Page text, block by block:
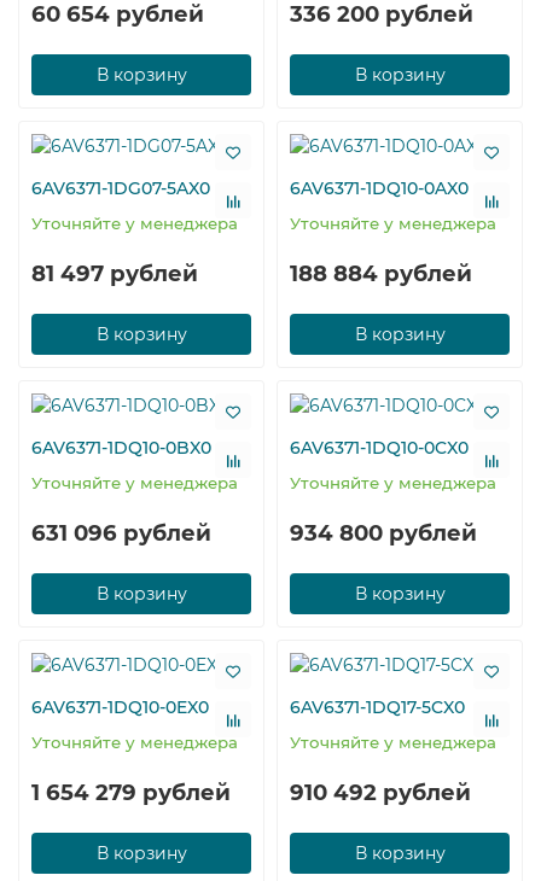
60 654 рублей
В корзину
336 200 рублей
В корзину
6AV6371-1DG07-5AX0
Уточняйте у менеджера
81 497 рублей
В корзину
6AV6371-1DQ10-0AX0
Уточняйте у менеджера
188 884 рублей
В корзину
6AV6371-1DQ10-0BX0
Уточняйте у менеджера
631 096 рублей
В корзину
6AV6371-1DQ10-0CX0
Уточняйте у менеджера
934 800 рублей
В корзину
6AV6371-1DQ10-0EX0
Уточняйте у менеджера
1 654 279 рублей
В корзину
6AV6371-1DQ17-5CX0
Уточняйте у менеджера
910 492 рублей
В корзину